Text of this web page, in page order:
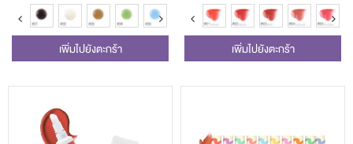
เพิ่มไปยังตะกร้า เพิ่มไปยังตะกร้า